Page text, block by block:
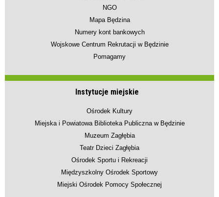
NGO
Mapa Będzina
Numery kont bankowych
Wojskowe Centrum Rekrutacji w Będzinie
Pomagamy
Instytucje miejskie
Ośrodek Kultury
Miejska i Powiatowa Biblioteka Publiczna w Będzinie
Muzeum Zagłębia
Teatr Dzieci Zagłębia
Ośrodek Sportu i Rekreacji
Międzyszkolny Ośrodek Sportowy
Miejski Ośrodek Pomocy Społecznej